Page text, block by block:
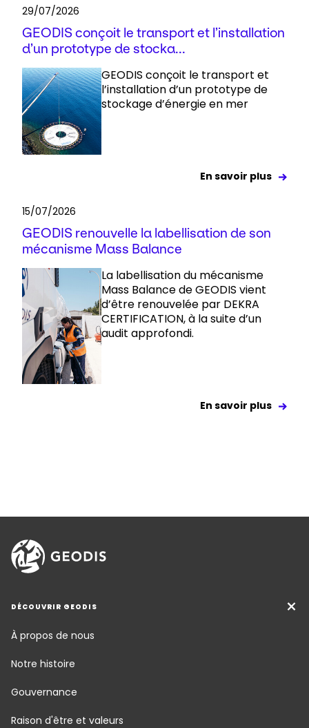
29/07/2026
GEODIS conçoit le transport et l’installation
d’un prototype de stocka...
GEODIS conçoit le transport et
l’installation d’un prototype de
stockage d’énergie en mer
En savoir plus
15/07/2026
GEODIS renouvelle la labellisation de son
mécanisme Mass Balance
La labellisation du mécanisme
Mass Balance de GEODIS vient
d’être renouvelée par DEKRA
CERTIFICATION, à la suite d’un
audit approfondi.
En savoir plus
DÉCOUVRIR GEODIS
À propos de nous
Notre histoire
Gouvernance
Raison d'être et valeurs